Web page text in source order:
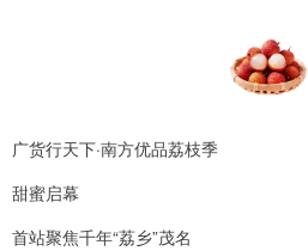
广货行天下·南方优品荔枝季
甜蜜启幕
首站聚焦千年“荔乡”茂名